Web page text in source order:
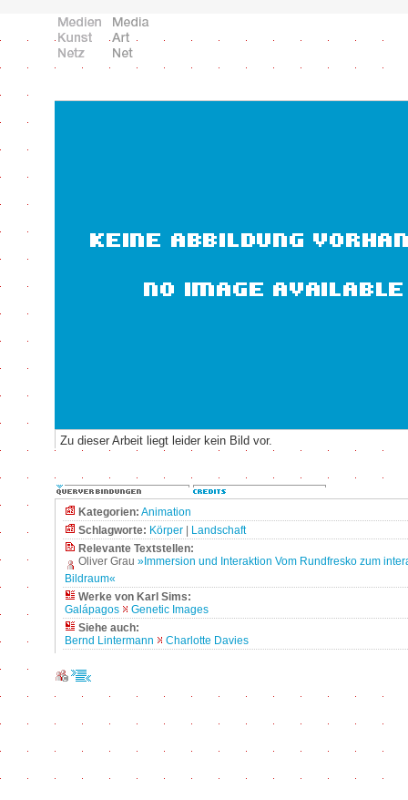
Zu dieser Arbeit liegt leider kein Bild vor.
Kategorien: Animation
Schlagworte: Körper
Landschaft
Relevante Textstellen:
Oliver Grau »Immersion und Interaktion Vom Rundfresko zum
Bildraum«
Werke von Karl Sims:
Galápagos
Genetic Images
Siehe auch:
Bernd Lintermann
Charlotte Davies